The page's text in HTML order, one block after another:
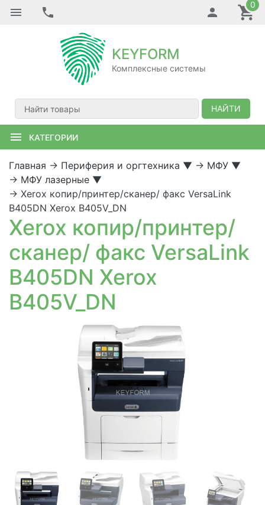
0
KEYFORM
Комплексные системы
НАЙТИ
КАТЕГОРИИ
Главная → Периферия и оргтехника ▼ → МФУ ▼
→ МФУ лазерные ▼
→ Xerox копир/принтер/сканер/ факс VersaLink
B405DN Xerox B405V_DN
Xerox копир/принтер/
сканер/ факс VersaLink
B405DN Xerox
B405V_DN